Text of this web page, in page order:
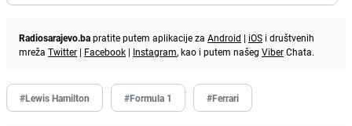
Radiosarajevo.bapratite putem aplikacije za Android | iOS i društvenih
mreža Twitter | Facebook | Instagram, kao i putem našeg ViberChata.
#Lewis Hamilton #Formula 1 #Ferrari